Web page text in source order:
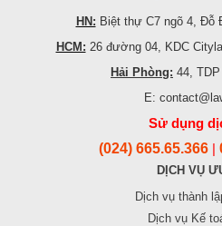
HN: Biệt thự C7 ngõ 4, Đỗ
HCM: 26 đường 04, KDC
Hải Phòng: 44,
E:
Sử dụng
(024) 665.65.366 |
DỊCH VỤ
Dịch vụ thành
Dịch vụ Kế